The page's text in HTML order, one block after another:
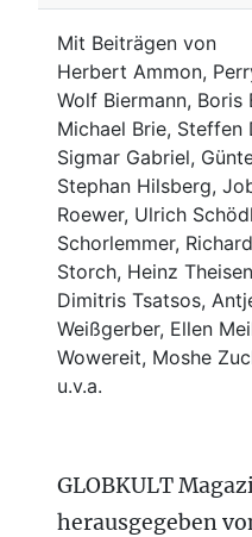
Mit Beiträgen von
Herbert Ammon,
Wolf Biermann, Boris
Michael Brie, Steffen
Sigmar Gabriel,
Stephan Hilsberg,
Roewer, Ulrich
Schorlemmer,
Storch, Heinz
Dimitris Tsatsos,
Weißgerber, Ellen
Wowereit, Moshe
u.v.a.
GLOBKULT
herausgegeben